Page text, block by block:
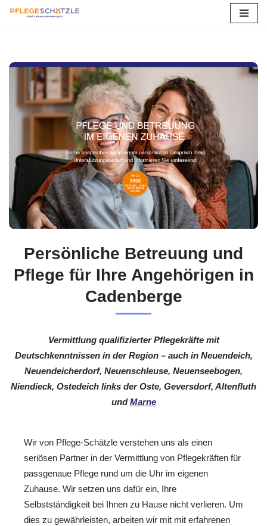
springen
Persönliche Betreuung und
Pflege für Ihre Angehörigen in
Cadenberge
Vermittlung qualifizierter Pflegekräfte mit
Deutschkenntnissen in der Region – auch in Neuendeich,
Neuendeicherdorf, Neuenschleuse, Neuenseebogen,
Niendieck, Ostedeich links der Oste, Geversdorf, Altenfluth
undMarne
Wir von Pflege-Schätzle verstehen uns als einen
seriösen Partner in der Vermittlung von Pflegekräften für
passgenaue Pflege rund um die Uhr im eigenen
Zuhause. Wir setzen uns dafür ein, Ihre
Selbstständigkeit bei Ihnen zu Hause nicht verlieren. Um
dies zu gewährleisten, arbeiten wir mit mit erfahrenen